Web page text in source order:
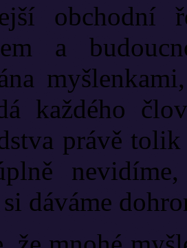
obchodní
a
každého
právě
dáváme